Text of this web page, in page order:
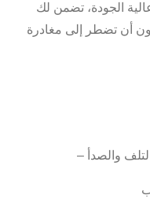
الجودة، تضمن لك
أن تضطر إلى مغادرة
والصدأ –